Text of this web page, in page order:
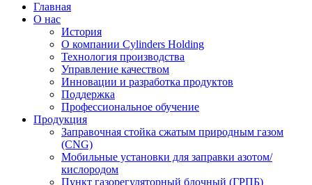
Главная
О нас
История
О компании Cylinders Holding
Технология производства
Управление качеством
Инновации и разработка продуктов
Поддержка
Профессиональное обучение
Продукция
Заправочная стойка сжатым природным газом
(CNG)
Мобильные установки для заправки азотом/
кислородом
Пункт газорегуляторный блочный (ГРПБ)